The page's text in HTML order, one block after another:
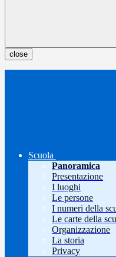
close
Scuola
Panoramica
Presentazione
I luoghi
Le persone
I numeri della
Le carte della
Organizzazione
La storia
Privacy